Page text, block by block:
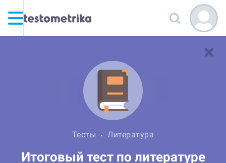
Тесты Литература
Итоговый тест по литературе